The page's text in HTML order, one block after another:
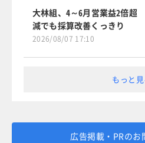
大林組、4～6月営業益2倍
減でも採算改善くっきり
2026/08/07 17:10
もっと見
広告掲載・PRのお